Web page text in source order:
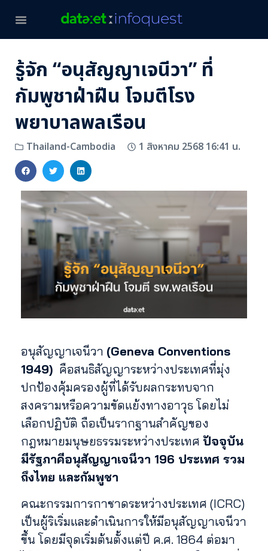
รู้จัก “อนุสัญญาเจนีวา” ที่
กัมพูชาฝ่าฝืน โจมตีโรง
พยาบาลพลเรือน
Thailand-Cambodia 1 สิงหาคม 2568 16:41 น.
อนุสัญญาเจนีวา (Geneva Conventions
1949) คือสนธิสัญญาระหว่างประเทศที่มุ่ง
ปกป้องคุ้มครองผู้ที่ได้รับผลกระทบจาก
สงครามหรือความขัดแย้งทางอาวุธ โดยไม่
เลือกปฏิบัติ ถือเป็นรากฐานสำคัญของ
กฎหมายมนุษยธรรมระหว่างประเทศ ปัจจุบัน
มีรัฐภาคีอนุสัญญาเจนีวา 196 ประเทศ รวม
ถึงไทย และกัมพูชา
คณะกรรมการกาชาดระหว่างประเทศ (ICRC)
เป็นผู้ริเริ่มและดำเนินการให้มีอนุสัญญาเจนีวา
ขึ้น โดยมีจุดเริ่มต้นตั้งแต่ปี ค.ศ. 1864 ต่อมา